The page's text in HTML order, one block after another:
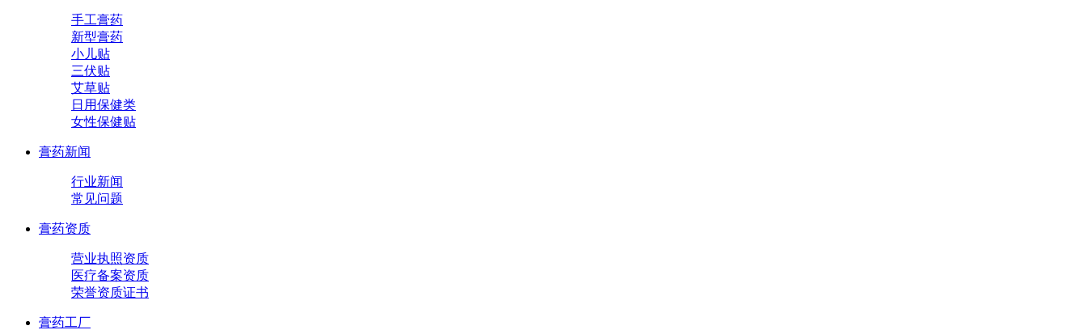
手工膏药
新型膏药
小儿贴
三伏贴
艾草贴
日用保健类
女性保健贴
膏药新闻
行业新闻
常见问题
膏药资质
营业执照资质
医疗备案资质
荣誉资质证书
膏药工厂